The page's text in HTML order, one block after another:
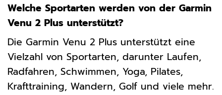
Welche Sportarten werden von der Garmin
Venu 2 Plus unterstützt?
Die Garmin Venu 2 Plus unterstützt eine
Vielzahl von Sportarten, darunter Laufen,
Radfahren, Schwimmen, Yoga, Pilates,
Krafttraining, Wandern, Golf und viele mehr.